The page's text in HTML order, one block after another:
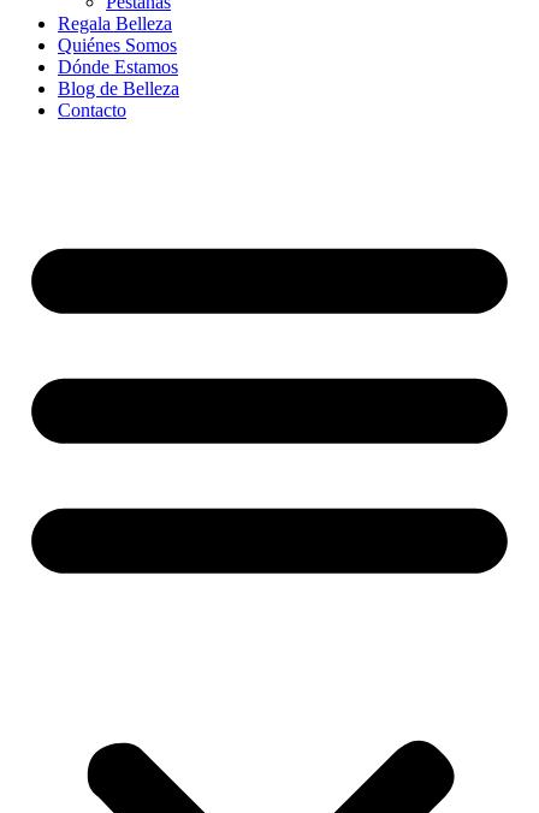
Regala Belleza
Quiénes Somos
Dónde Estamos
Blog de Belleza
Contacto